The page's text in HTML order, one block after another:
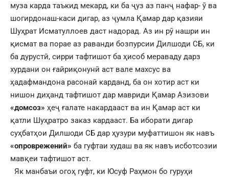
муза карда таъкид мекард, ки ба ҷуз аз панҷ нафар- ӯ ва
шогирдонаш-каси дигар, аз ҷумла Қамар дар қазияи
Шуҳрат Исматуллоев даст надорад. Аз ин рӯ нашри ин
қисмат ва порае аз раванди бозпурсии Дилшоди СБ, ки
ба дурустӣ, сирри тафтишот ба ҳисоб мераваду дарз
хурдани он ғайриқонунӣ аст вале махсус ва
ҳадафмандона расонаӣ карданд, ба он хотир аст ки
нишон диҳанд тафтишот дар мавриди Қамар Азизови
«домсоз» ҳеҷ ғалате накардааст ва ин Қамар аст ки
қатли Шуҳратро заказ кардааст. Ба иборати дигар
суҳбатҳои Дилшоди СБ дар ҳузури муфаттишон як навъ
«опроврежений» ба гуфтаи худаш ва як навъ исботсозии
мавқеи тафтишот аст.
Як манбаъи огоҳ гуфт, ки Юсуф Раҳмон бо гуруҳи